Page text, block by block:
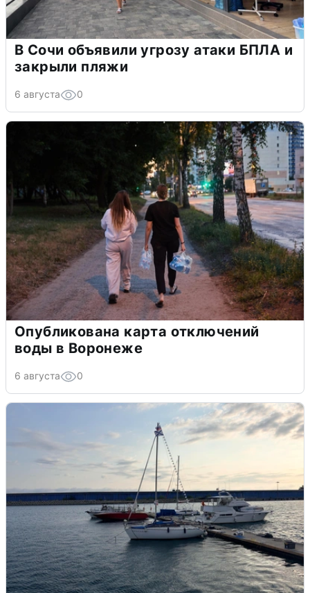
В Сочи объявили угрозу атаки БПЛА и
закрыли пляжи
6 августа 0
Опубликована карта отключений
воды в Воронеже
6 августа 0